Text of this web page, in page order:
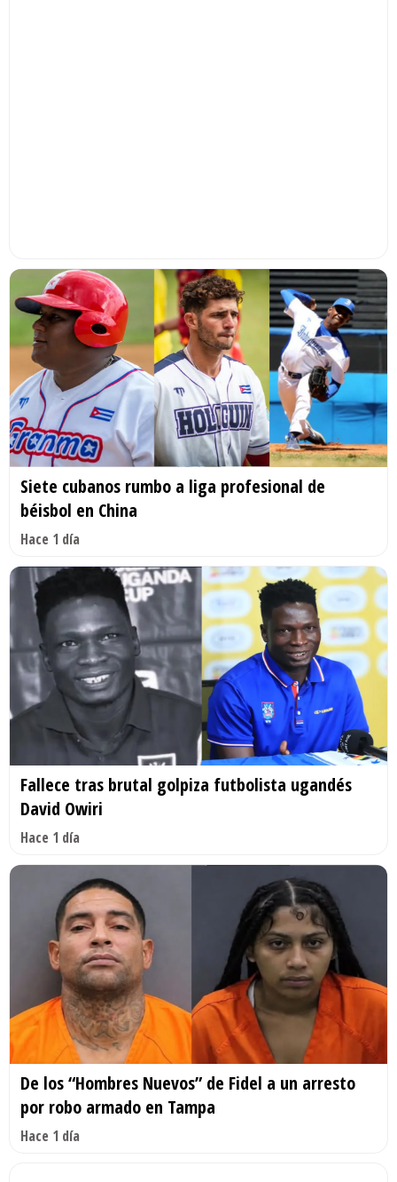
Siete cubanos rumbo a liga profesional de
béisbol en China
Hace 1 día
Fallece tras brutal golpiza futbolista ugandés
David Owiri
Hace 1 día
De los “Hombres Nuevos” de Fidel a un arresto
por robo armado en Tampa
Hace 1 día